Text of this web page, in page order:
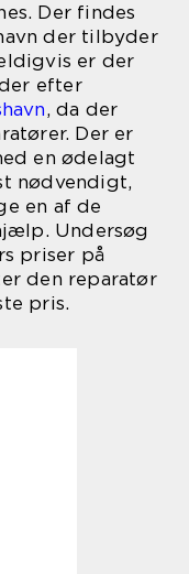
Der findes
der tilbyder
er der
efter
, da der
Der er
en ødelagt
nødvendigt,
en af de
Undersøg
priser på
den reparatør
pris.